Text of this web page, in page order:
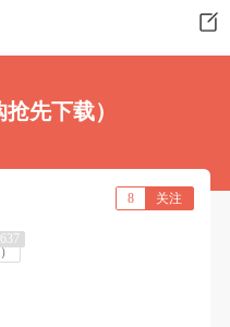
先下载）
8 关注
637